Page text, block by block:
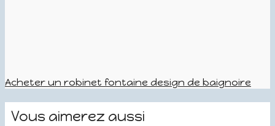
Acheter un robinet fontaine design de baignoire
Vous aimerez aussi